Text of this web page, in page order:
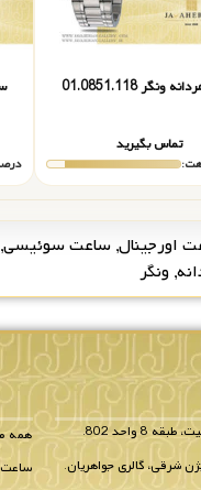
ونگر 01.0851.118
تماس بگیرید
اورجینال, ساعت سوئیسی,
, ونگر
شرقی، گالری جواهریان.
همه
ساعت